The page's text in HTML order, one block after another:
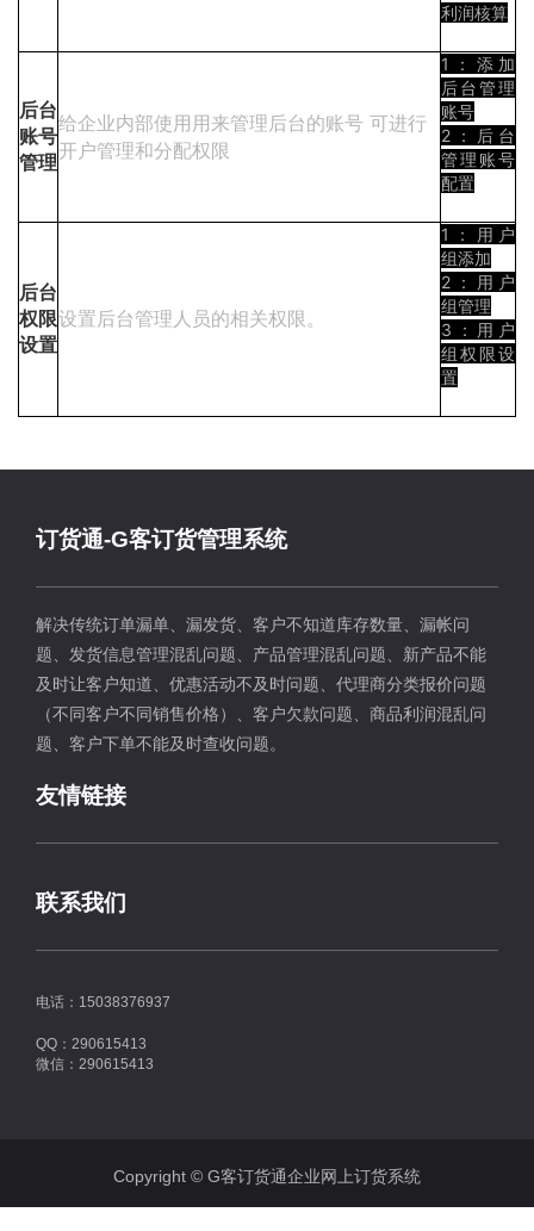
利润核算
后台
账号
管理
给企业内部使用用来管理后台的账号 可进行
开户管理和分配权限
1：添加
后台管理
账号
2：后台
管理账号
配置
后台
权限
设置
设置后台管理人员的相关权限。
1：用户
组添加
2：用户
组管理
3：用户
组权限设
置
订货通-G客订货管理系统
解决传统订单漏单、漏发货、客户不知道库存数量、漏帐问
题、发货信息管理混乱问题、产品管理混乱问题、新产品不能
及时让客户知道、优惠活动不及时问题、代理商分类报价问题
（不同客户不同销售价格）、客户欠款问题、商品利润混乱问
题、客户下单不能及时查收问题。
友情链接
联系我们
电话：15038376937
QQ：290615413
微信：290615413
Copyright © G客订货通企业网上订货系统